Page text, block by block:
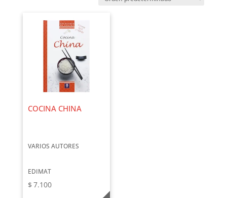
COCINA CHINA
VARIOS AUTORES
EDIMAT
$ 7.100